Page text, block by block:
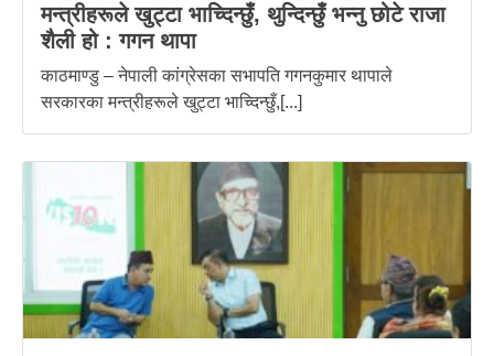
मन्त्रीहरूले खुट्टा भाच्दिन्छुँ, थुन्दिन्छुँ भन्नु छोटे राजा
शैली हो : गगन थापा
काठमाण्डु – नेपाली कांग्रेसका सभापति गगनकुमार थापाले
सरकारका मन्त्रीहरूले खुट्टा भाच्दिन्छुँ,[...]